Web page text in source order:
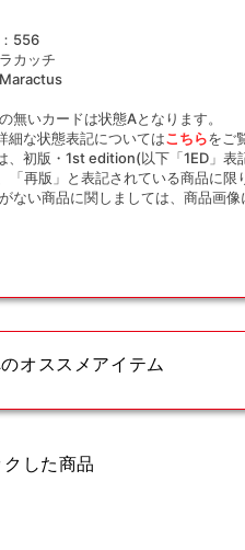
556
カッチ
無いカードは状態Aとなります。
細な状態表記についてはこちらをご
、初版・1st edition(以下「1ED」表
、「再版」と表記されている商品に
ない商品に関しましては、商品画
オススメアイテム
した商品